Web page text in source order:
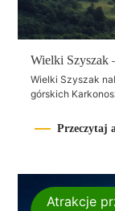
Wielki Szyszak
Wielki Szyszak
górskich
Przeczytaj
Atrakcje